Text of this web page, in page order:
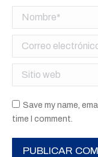
Nombre *
Correo electrónico *
Sitio web
Save my name,
time I comment.
PUBLICAR